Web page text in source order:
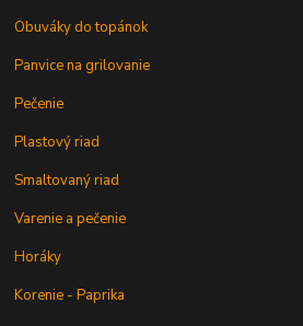
Obuváky do topánok
Panvice na grilovanie
Pečenie
Plastový riad
Smaltovaný riad
Varenie a pečenie
Horáky
Korenie - Paprika